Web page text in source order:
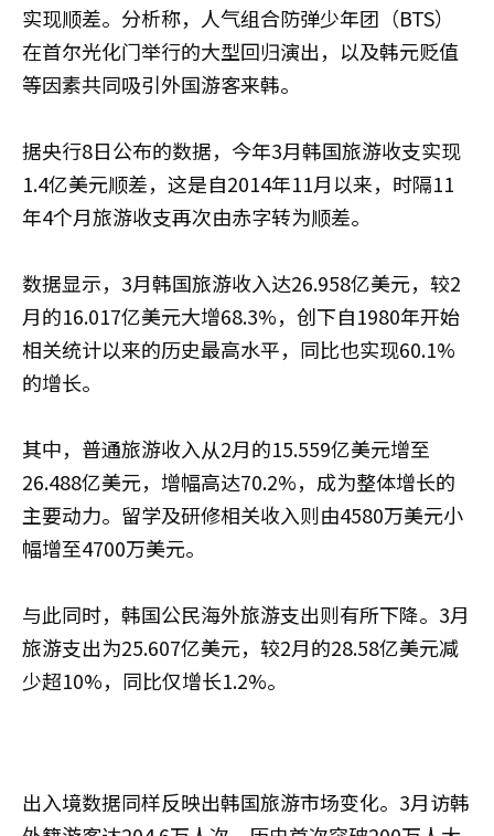
实现顺差。分析称，人气组合防弹少年团（BTS）
在首尔光化门举行的大型回归演出，以及韩元贬值
等因素共同吸引外国游客来韩。
据央行8日公布的数据，今年3月韩国旅游收支实现
1.4亿美元顺差，这是自2014年11月以来，时隔11
年4个月旅游收支再次由赤字转为顺差。
数据显示，3月韩国旅游收入达26.958亿美元，较2
月的16.017亿美元大增68.3%，创下自1980年开始
相关统计以来的历史最高水平，同比也实现60.1%
的增长。
其中，普通旅游收入从2月的15.559亿美元增至
26.488亿美元，增幅高达70.2%，成为整体增长的
主要动力。留学及研修相关收入则由4580万美元小
幅增至4700万美元。
与此同时，韩国公民海外旅游支出则有所下降。3月
旅游支出为25.607亿美元，较2月的28.58亿美元减
少超10%，同比仅增长1.2%。
出入境数据同样反映出韩国旅游市场变化。3月访韩